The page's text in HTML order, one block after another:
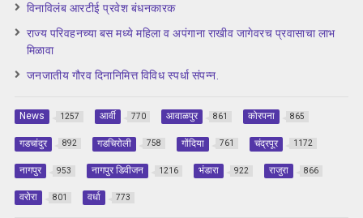
विनाविलंब आरटीई प्रवेश बंधनकारक
राज्य परिवहनच्या बस मध्ये महिला व अपंगाना राखीव जागेवरच प्रवासाचा लाभ
मिळावा
जनजातीय गौरव दिनानिमित्त विविध स्पर्धा संपन्न.
News 1257 आर्वी 770 आवाळपुर 861 कोरपना 865
गडचांदुर 892 गडचिरोली 758 गोंदिया 761 चंद्रपूर 1172
नागपुर 953 नागपुर डिवीजन 1216 भंडारा 922 राजुरा 866
वरोरा 801 वर्धा 773